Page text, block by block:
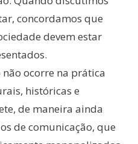
concordamos que
devem estar
ocorre na prática
históricas e
de maneira ainda
de comunicação, que